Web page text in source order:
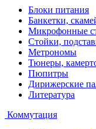
Блоки питания
Банкетки,
Микрофонные
Стойки,
Метрономы
Тюнеры,
Пюпитры
Дирижерские
Литература
Коммутация